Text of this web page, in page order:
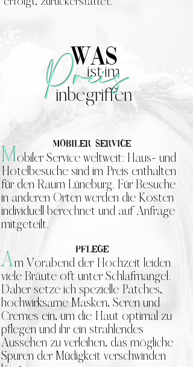
im
Was
ist
inbegriffen
Preis
Mobiler Service
Mobiler Service weltweit: Haus- und
Hotelbesuche sind im Preis enthalten
für den Raum Lüneburg. Für Besuche
in anderen Orten werden die Kosten
individuell berechnet und auf Anfrage
mitgeteilt.
Pflege
Am Vorabend der Hochzeit leiden
viele Bräute oft unter Schlafmangel.
Daher setze ich spezielle Patches,
hochwirksame Masken, Seren und
Cremes ein, um die Haut optimal zu
pflegen und ihr ein strahlendes
Aussehen zu verleihen, das mögliche
Spuren der Müdigkeit verschwinden